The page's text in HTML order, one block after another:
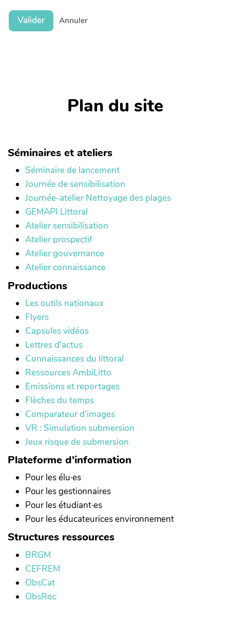
Valider Annuler
Plan du site
Séminaires et ateliers
Séminaire de lancement
Journée de sensibilisation
Journée-atelier Nettoyage des plages
GEMAPI Littoral
Atelier sensibilisation
Atelier prospectif
Atelier gouvernance
Atelier connaissance
Productions
Les outils nationaux
Flyers
Capsules vidéos
Lettres d'actus
Connaissances du littoral
Ressources AmbiLitto
Emissions et reportages
Flèches du temps
Comparateur d'images
VR : Simulation submersion
Jeux risque de submersion
Plateforme d'information
Pour les élu·es
Pour les gestionnaires
Pour les étudiant·es
Pour les éducateurices environnement
Structures ressources
BRGM
CEFREM
ObsCat
ObsRoc